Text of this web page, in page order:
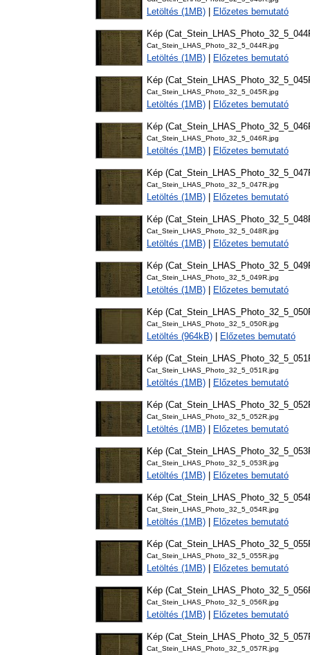
Letöltés (1MB) Előzetes bemutató
Kép
Cat_Stein_LHAS_Photo_32_5_044R.jpg
Letöltés (1MB) Előzetes bemutató
Kép
Cat_Stein_LHAS_Photo_32_5_045R.jpg
Letöltés (1MB) Előzetes bemutató
Kép
Cat_Stein_LHAS_Photo_32_5_046R.jpg
Letöltés (1MB) Előzetes bemutató
Kép
Cat_Stein_LHAS_Photo_32_5_047R.jpg
Letöltés (1MB) Előzetes bemutató
Kép
Cat_Stein_LHAS_Photo_32_5_048R.jpg
Letöltés (1MB) Előzetes bemutató
Kép
Cat_Stein_LHAS_Photo_32_5_049R.jpg
Letöltés (1MB) Előzetes bemutató
Kép
Cat_Stein_LHAS_Photo_32_5_050R.jpg
Letöltés (964kB) Előzetes bemutató
Kép
Cat_Stein_LHAS_Photo_32_5_051R.jpg
Letöltés (1MB) Előzetes bemutató
Kép
Cat_Stein_LHAS_Photo_32_5_052R.jpg
Letöltés (1MB) Előzetes bemutató
Kép
Cat_Stein_LHAS_Photo_32_5_053R.jpg
Letöltés (1MB) Előzetes bemutató
Kép
Cat_Stein_LHAS_Photo_32_5_054R.jpg
Letöltés (1MB) Előzetes bemutató
Kép
Cat_Stein_LHAS_Photo_32_5_055R.jpg
Letöltés (1MB) Előzetes bemutató
Kép
Cat_Stein_LHAS_Photo_32_5_056R.jpg
Letöltés (1MB) Előzetes bemutató
Kép
Cat_Stein_LHAS_Photo_32_5_057R.jpg